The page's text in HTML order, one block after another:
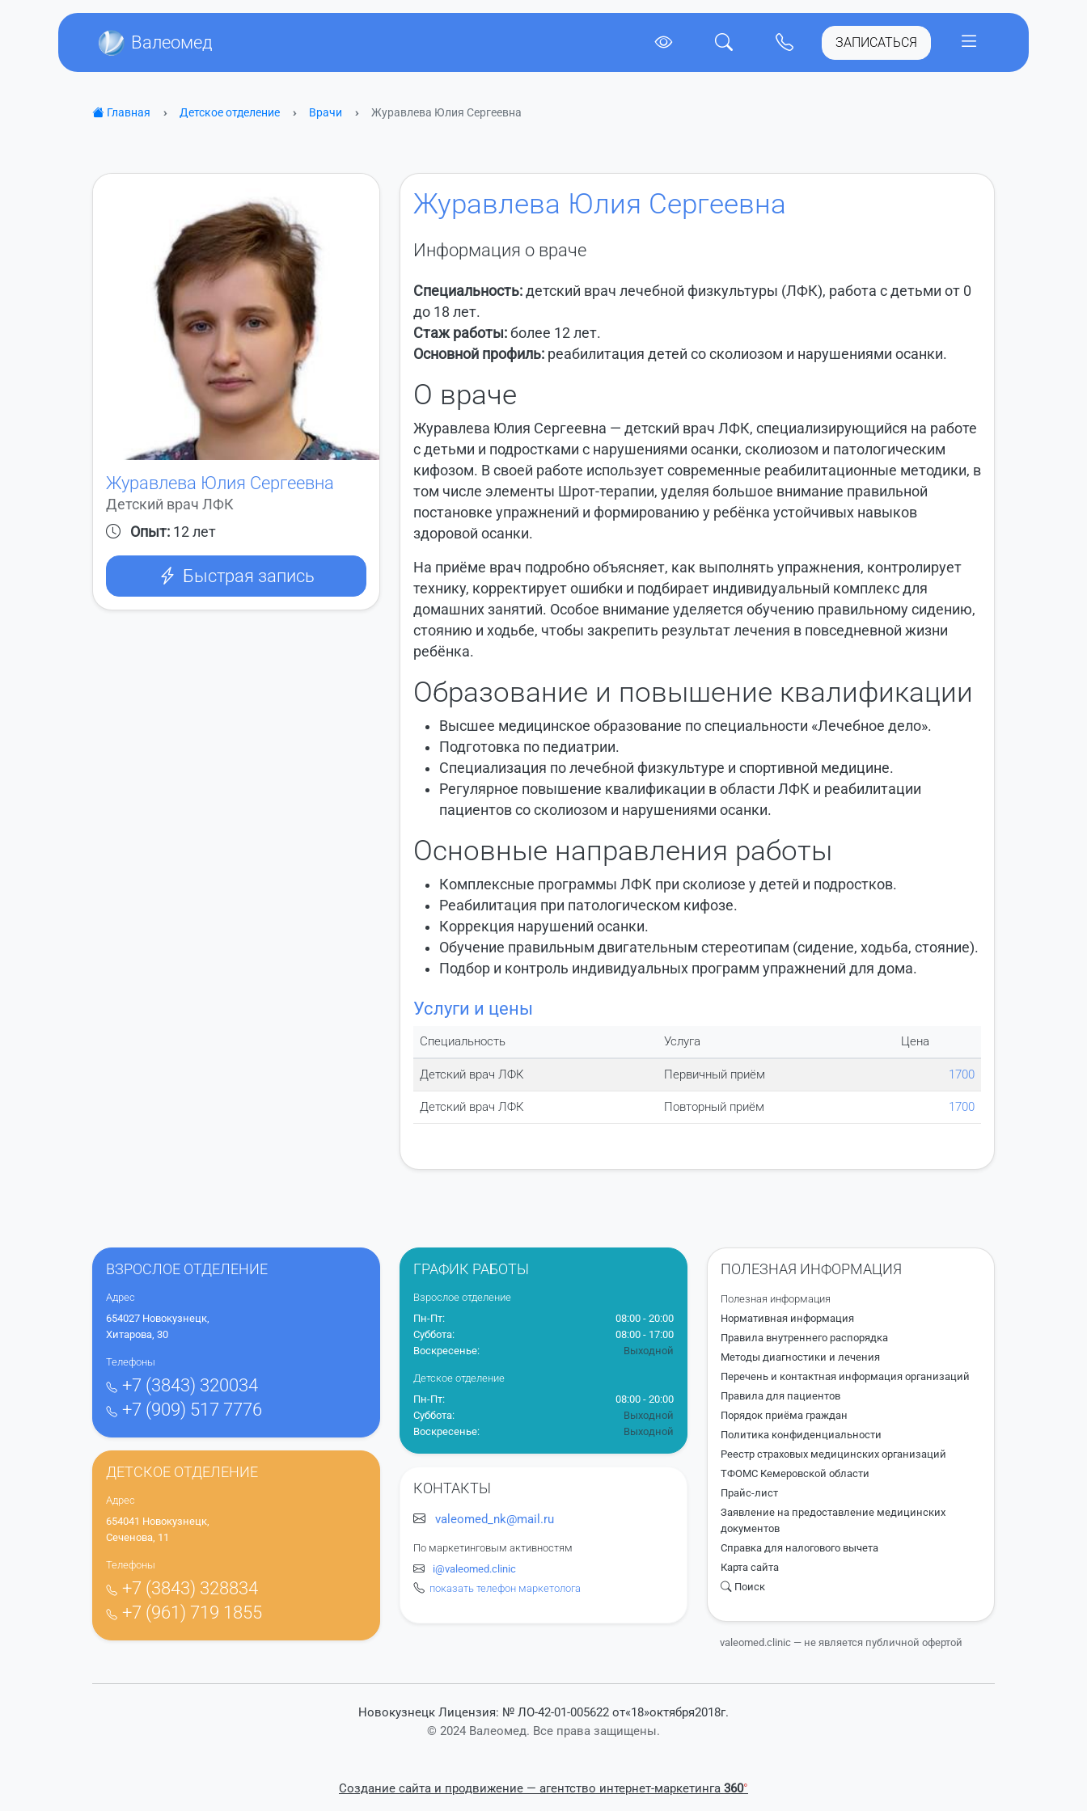
Валеомед ЗАПИСАТЬСЯ
Главная Детское отделение Врачи Журавлева Юлия Сергеевна
Журавлева Юлия Сергеевна
Детский врач ЛФК
Опыт: 12 лет
Быстрая запись
Журавлева Юлия Сергеевна
Информация о враче
Специальность: детский врач лечебной физкультуры (ЛФК), работа с детьми от 0
до 18 лет.
Стаж работы: более 12 лет.
Основной профиль: реабилитация детей со сколиозом и нарушениями осанки.
О враче
Журавлева Юлия Сергеевна — детский врач ЛФК, специализирующийся на работе
с детьми и подростками с нарушениями осанки, сколиозом и патологическим
кифозом. В своей работе использует современные реабилитационные методики, в
том числе элементы Шрот‑терапии, уделяя большое внимание правильной
постановке упражнений и формированию у ребёнка устойчивых навыков
здоровой осанки.
На приёме врач подробно объясняет, как выполнять упражнения, контролирует
технику, корректирует ошибки и подбирает индивидуальный комплекс для
домашних занятий. Особое внимание уделяется обучению правильному сидению,
стоянию и ходьбе, чтобы закрепить результат лечения в повседневной жизни
ребёнка.
Образование и повышение квалификации
Высшее медицинское образование по специальности «Лечебное дело».
Подготовка по педиатрии.
Специализация по лечебной физкультуре и спортивной медицине.
Регулярное повышение квалификации в области ЛФК и реабилитации
пациентов со сколиозом и нарушениями осанки.
Основные направления работы
Комплексные программы ЛФК при сколиозе у детей и подростков.
Реабилитация при патологическом кифозе.
Коррекция нарушений осанки.
Обучение правильным двигательным стереотипам (сидение, ходьба, стояние).
Подбор и контроль индивидуальных программ упражнений для дома.
Услуги и цены
Специальность Услуга Цена
Детский врач ЛФК Первичный приём 1700
Детский врач ЛФК Повторный приём 1700
ВЗРОСЛОЕ ОТДЕЛЕНИЕ
Адрес
654027 Новокузнецк,
Хитарова, 30
Телефоны
+7 (3843) 320034
+7 (909) 517 7776
ДЕТСКОЕ ОТДЕЛЕНИЕ
Адрес
654041 Новокузнецк,
Сеченова, 11
Телефоны
+7 (3843) 328834
+7 (961) 719 1855
ГРАФИК РАБОТЫ
Взрослое отделение
Пн-Пт:
08:00 - 20:00
Суббота:
08:00 - 17:00
Воскресенье:
Выходной
Детское отделение
Пн-Пт:
08:00 - 20:00
Суббота:
Выходной
Воскресенье:
Выходной
КОНТАКТЫ
valeomed_nk@mail.ru
По маркетинговым активностям
i@valeomed.clinic
показать телефон маркетолога
ПОЛЕЗНАЯ ИНФОРМАЦИЯ
Полезная информация
Нормативная информация
Правила внутреннего распорядка
Методы диагностики и лечения
Перечень и контактная информация организаций
Правила для пациентов
Порядок приёма граждан
Политика конфиденциальности
Реестр страховых медицинских организаций
ТФОМС Кемеровской области
Прайс-лист
Заявление на предоставление медицинских
документов
Справка для налогового вычета
Карта сайта
Поиск
valeomed.clinic — не является публичной офертой
Новокузнецк Лицензия: № ЛО-42-01-005622 от«18»октября2018г.
© 2024 Валеомед. Все права защищены.
Создание сайта и продвижение — агентство интернет-маркетинга 360°